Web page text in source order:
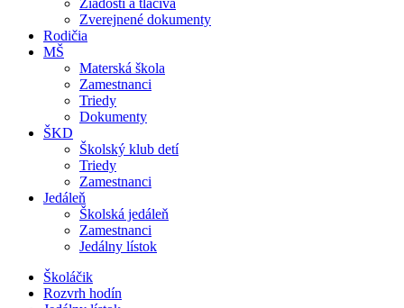
Žiadosti a tlačivá
Zverejnené dokumenty
Rodičia
MŠ
Materská škola
Zamestnanci
Triedy
Dokumenty
ŠKD
Školský klub detí
Triedy
Zamestnanci
Jedáleň
Školská jedáleň
Zamestnanci
Jedálny lístok
Školáčik
Rozvrh hodín